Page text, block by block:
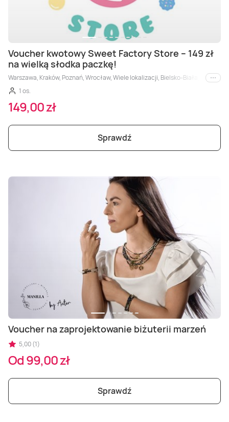
Voucher kwotowy Sweet Factory Store – 149 zł
na wielką słodka paczkę!
Warszawa, Kraków, Poznań, Wrocław, Wiele lokalizacji, Bielsko-Biała,
i inne
1 os.
149,00 zł
Sprawdź
Voucher na zaprojektowanie biżuterii marzeń
5,00 (1)
Od 99,00 zł
Sprawdź